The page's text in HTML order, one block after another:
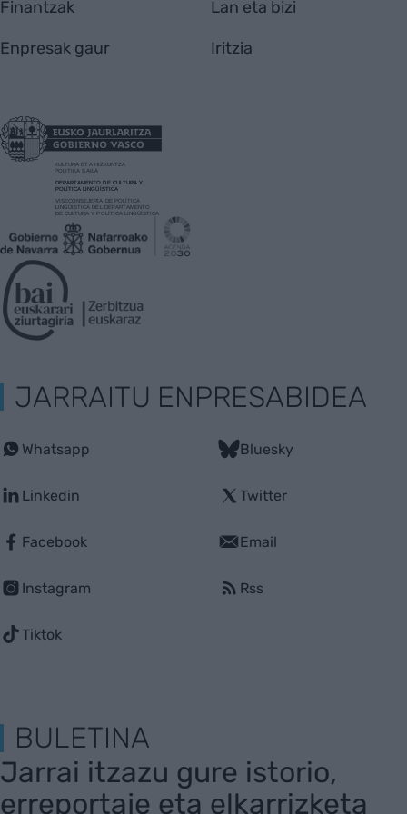
Finantzak
Enpresak gaur
Lan eta bizi
Iritzia
JARRAITU ENPRESABIDEA
Whatsapp
Linkedin
Facebook
Instagram
Tiktok
Bluesky
Twitter
Email
Rss
BULETINA
Jarrai itzazu gure istorio,
erreportaje eta elkarrizketa